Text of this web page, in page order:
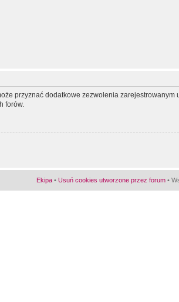
przyznać dodatkowe zezwolenia zarejestrowanym
forów.
Ekipa • Usuń cookies utworzone przez forum •